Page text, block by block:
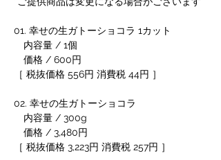
01. 幸せの生ガトーショコラ 1カット
内容量 / 1個
価格 / 600円
［ 税抜価格 556円 消費税 44円 ］
02. 幸せの生ガトーショコラ
内容量 / 300g
価格 / 3,480円
［ 税抜価格 3,223円 消費税 257円 ］